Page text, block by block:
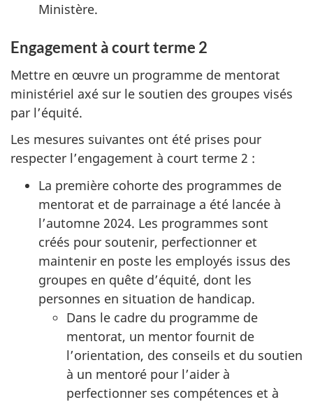
Ministère.
Engagement à court terme 2
Mettre en œuvre un programme de mentorat
ministériel axé sur le soutien des groupes visés
par l’équité.
Les mesures suivantes ont été prises pour
respecter l’engagement à court terme 2 :
La première cohorte des programmes de
mentorat et de parrainage a été lancée à
l’automne 2024. Les programmes sont
créés pour soutenir, perfectionner et
maintenir en poste les employés issus des
groupes en quête d’équité, dont les
personnes en situation de handicap.
Dans le cadre du programme de
mentorat, un mentor fournit de
l’orientation, des conseils et du soutien
à un mentoré pour l’aider à
perfectionner ses compétences et à